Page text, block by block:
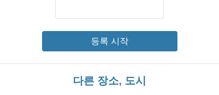
등록 시작
다른 장소, 도시